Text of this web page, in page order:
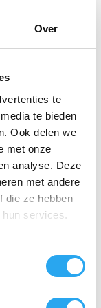
Over
te
te bieden
Ook delen we
met onze
analyse. Deze
met andere
die ze hebben
services.
zijn
ontwerp
van de
efficiënte
niveau tilt.